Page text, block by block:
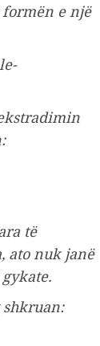
e një
të
ato nuk janë
shkruan: